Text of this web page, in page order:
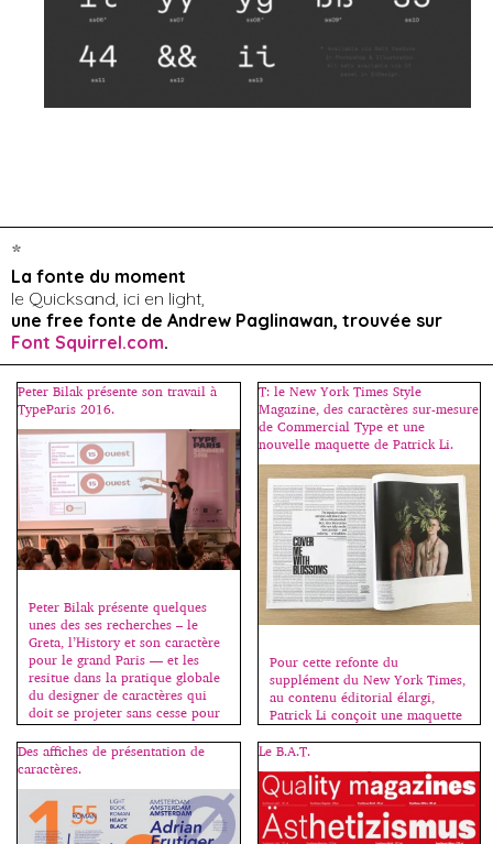
*
La fonte du moment
le Quicksand, ici en light,
une free fonte de Andrew Paglinawan, trouvée sur
Font Squirrel.com.
Peter Bilak présente son travail à
TypeParis 2016.
Peter Bilak présente quelques
unes des ses recherches – le
Greta, l’History et son caractère
pour le grand Paris — et les
resitue dans la pratique globale
du designer de caractères qui
doit se projeter sans cesse pour
imaginer ce que d’autres feront
de ses créations dans les
décennies à venir. Il aborde
permettant ainsi […]
T: le New York Times Style
Magazine, des caractères sur-mesure
de Commercial Type et une
nouvelle maquette de Patrick Li.
Pour cette refonte du
supplément du New York Times,
au contenu éditorial élargi,
Patrick Li conçoit une maquette
forte, moderne et brute, en
collaboration avec la nouvelle
rédactrice en chef du magazine,
Hanya Yanagihara. La densité du
texte induit des pages fortement
construites, qui s’appuient sur
les créations de caractères de la
Des affiches de présentation de
caractères.
Le B.A.T.